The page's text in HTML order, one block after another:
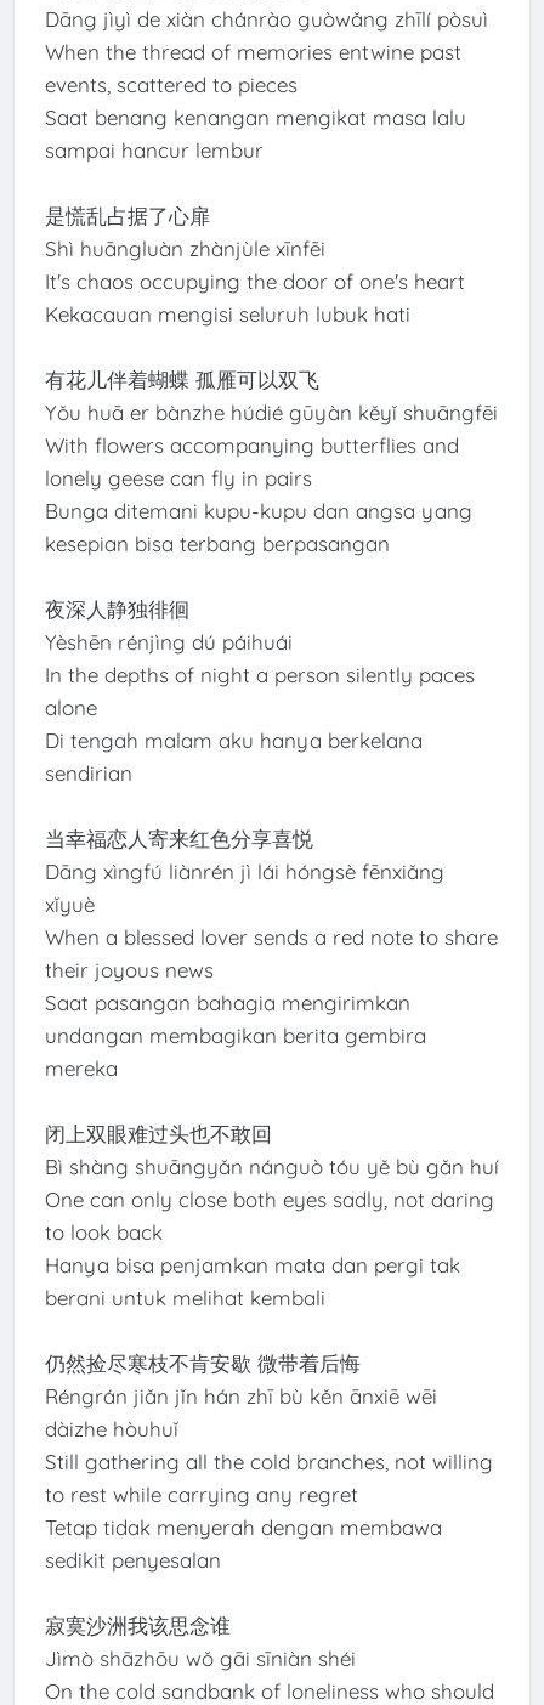
Dāng jìyì de xiàn chánrào guòwǎng zhīlí pòsuì
When the thread of memories entwine past
events, scattered to pieces
Saat benang kenangan mengikat masa lalu
sampai hancur lembur
是慌乱占据了心扉
Shì huāngluàn zhànjùle xīnfēi
It's chaos occupying the door of one's heart
Kekacauan mengisi seluruh lubuk hati
有花儿伴着蝴蝶 孤雁可以双飞
Yǒu huā er bànzhe húdié gūyàn kěyǐ shuāngfēi
With flowers accompanying butterflies and
lonely geese can fly in pairs
Bunga ditemani kupu-kupu dan angsa yang
kesepian bisa terbang berpasangan
夜深人静独徘徊
Yèshēn rénjìng dú páihuái
In the depths of night a person silently paces
alone
Di tengah malam aku hanya berkelana
sendirian
当幸福恋人寄来红色分享喜悦
Dāng xìngfú liànrén jì lái hóngsè fēnxiǎng
xǐyuè
When a blessed lover sends a red note to share
their joyous news
Saat pasangan bahagia mengirimkan
undangan membagikan berita gembira
mereka
闭上双眼难过头也不敢回
Bì shàng shuāngyǎn nánguò tóu yě bù gǎn huí
One can only close both eyes sadly, not daring
to look back
Hanya bisa penjamkan mata dan pergi tak
berani untuk melihat kembali
仍然捡尽寒枝不肯安歇 微带着后悔
Réngrán jiǎn jǐn hán zhī bù kěn ānxiē wēi
dàizhe hòuhuǐ
Still gathering all the cold branches, not willing
to rest while carrying any regret
Tetap tidak menyerah dengan membawa
sedikit penyesalan
寂寞沙洲我该思念谁
Jìmò shāzhōu wǒ gāi sīniàn shéi
On the cold sandbank of loneliness who should